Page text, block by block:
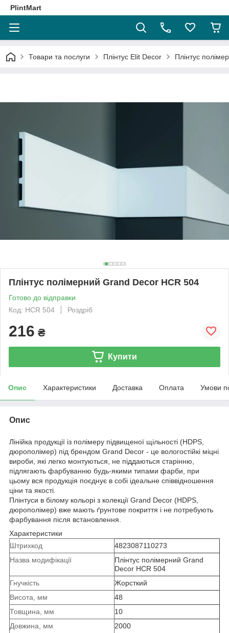
PlintMart
Товари та послуги Плінтус Elit Decor Плінтус
Плінтус полімерний Grand Decor HCR 504
Готово до відправки
Код: HCR 504
Роздріб
216 ₴
Купити
Опис Характеристики Доставка Оплата Умови
Опис
Лінійка продукції iз полімеру підвищеної щільності (HDPS,
дюрополімер) під брендом Grand Decor - це вологостійкі міцні
вироби, які легко монтуються, не піддаються старінню,
підлягають фарбуванню будь-якими типами фарби, при
цьому вся продукція поєднує в собі ідеальне співвідношення
ціни та якості.
Плінтуси в білому кольорі з колекції Grand Decor (HDPS,
дюрополімер) вже мають ґрунтове покриття і не потребують
фарбування після встановлення.
Характеристики
Штрихкод
4823087110273
Назва модифікації
Плінтус полімерний Grand
Decor HCR 504
Гнучкість
Жорсткий
Висота, мм
48
Товщина, мм
10
Довжина, мм
2000